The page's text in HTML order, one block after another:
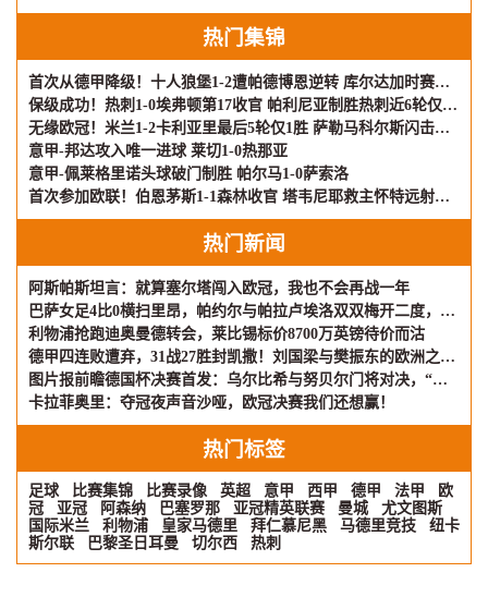
热门集锦
首次从德甲降级！十人狼堡1-2遭帕德博恩逆转 库尔达加时赛制胜
保级成功！热刺1-0埃弗顿第17收官 帕利尼亚制胜热刺近6轮仅1负
无缘欧冠！米兰1-2卡利亚里最后5轮仅1胜 萨勒马科尔斯闪击难救主
意甲-邦达攻入唯一进球 莱切1-0热那亚
意甲-佩莱格里诺头球破门制胜 帕尔马1-0萨索洛
首次参加欧联！伯恩茅斯1-1森林收官 塔韦尼耶救主怀特远射破门
热门新闻
阿斯帕斯坦言：就算塞尔塔闯入欧冠，我也不会再战一年
巴萨女足4比0横扫里昂，帕约尔与帕拉卢埃洛双双梅开二度，重夺欧冠
利物浦抢跑迪奥曼德转会，莱比锡标价8700万英镑待价而沽
德甲四连败遭弃，31战27胜封凯撒！刘国梁与樊振东的欧洲之旅，差距何在？
图片报前瞻德国杯决赛首发：乌尔比希与努贝尔门将对决，“凯迪拉克”或成变数
卡拉菲奥里：夺冠夜声音沙哑，欧冠决赛我们还想赢！
热门标签
足球 比赛集锦 比赛录像 英超 意甲 西甲 德甲 法甲
欧
冠
亚冠 阿森纳 巴塞罗那 亚冠精英联赛 曼城
尤文图斯
国际米兰
利物浦 皇家马德里 拜仁慕尼黑 马德里竞技
纽卡
斯尔联
巴黎圣日耳曼 切尔西 热刺